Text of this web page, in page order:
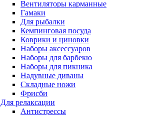
Вентиляторы карманные
Гамаки
Для рыбалки
Кемпинговая посуда
Коврики и циновки
Наборы аксессуаров
Наборы для барбекю
Наборы для пикника
Надувные диваны
Складные ножи
Фрисби
Для релаксации
Антистрессы